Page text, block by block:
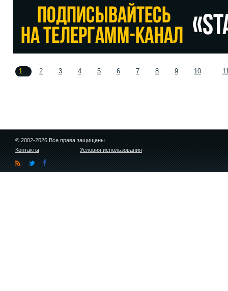
1 2 3 4 5 6 7 8 9 10
© 2002-2026 Все права защищены
Контакты
Условия использования